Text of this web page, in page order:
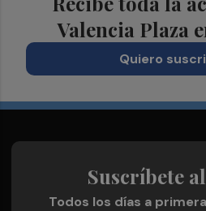
Valencia Plaza
Quiero
Suscríbete
Todos los días a